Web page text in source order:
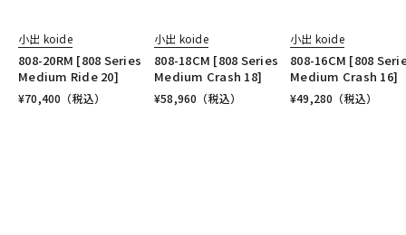
小出 koide
808-20RM [808 Series
Medium Ride 20]
¥70,400 （税込）
小出 koide
808-18CM [808 Series
Medium Crash 18]
¥58,960 （税込）
小出 koide
808-16CM [808
Medium Crash 16]
¥49,280 （税込）